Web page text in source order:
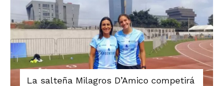
La salteña Milagros D’Amico competirá